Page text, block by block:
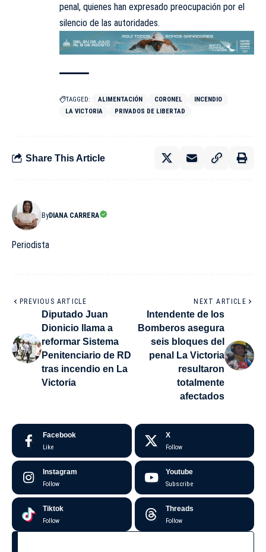
penal, quienes han expresado preocupación por el
silencio de las autoridades.
TAGGED: ALIMENTACIÓN CORONEL
INCENDIO
LA VICTORIA
PRIVADOS DE LIBERTAD
Share This Article
ByDIANA CARRERA
Periodista
PREVIOUS ARTICLE
Diputado Juan
Dionicio llama a
reformar Sistema
Penitenciario de RD
tras incendio en La
Victoria
NEXT ARTICLE
Intendente de los
Bomberos asegura
seis bloques del
penal La Victoria
resultaron
totalmente
afectados
Facebook
Like
X
Follow
Instagram
Follow
Youtube
Subscribe
Tiktok
Follow
Threads
Follow